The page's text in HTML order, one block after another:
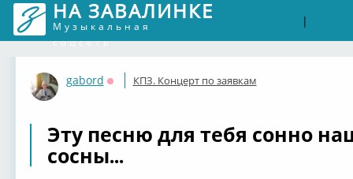
НА ЗАВАЛИНКЕ
Музыкальная
соцсеть
|
gabord
Оффлайн
КПЗ. Концерт по заявкам
Эту песню для тебя сонно
сосны...